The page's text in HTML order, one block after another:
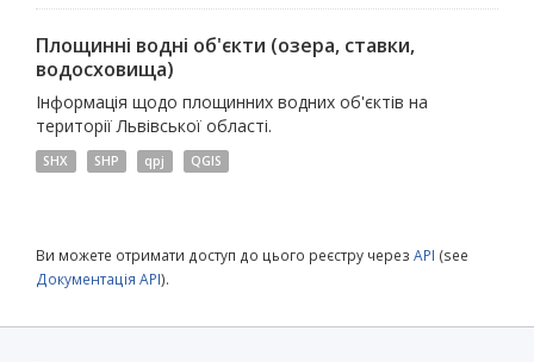
Площинні водні об'єкти (озера, ставки,
водосховища)
Інформація щодо площинних водних об'єктів на
території Львівської області.
SHX SHP qpj QGIS
Ви можете отримати доступ до цього реєстру через API (see
Документація API).